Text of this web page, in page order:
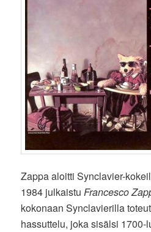
Zappa aloitti Synclavier-
1984 julkaistuFrancesco
kokonaan Synclavierilla
hassuttelu, joka sisälsi 1700-